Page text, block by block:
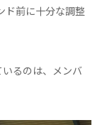
ド前に十分な調整
るのは、メンバ